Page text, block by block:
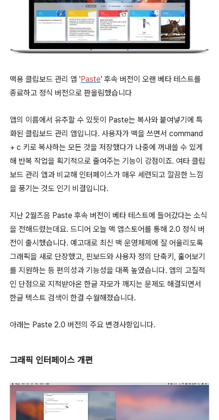
맥용 클립보드 관리 앱 'Paste' 후속 버전이 오랜 베타 테스트를
종료하고 정식 버전으로 판올림했습니다
앱의 이름에서 유추할 수 있듯이 Paste는 복사와 붙여넣기에 특
화된 클립보드 관리 앱입니다. 사용자가 맥을 쓰면서 command
+ c 키로 복사하는 모든 것을 저장했다가 나중에 꺼내쓸 수 있게
해 반복 작업을 획기적으로 줄여주는 기능이 강점이죠. 여타 클립
보드 관리 앱과 비교해 인터페이스가 매우 세련되고 깔끔한 느낌
을 풍기는 것도 인기 비결입니다.
지난 2월즈음 Paste 후속 버전이 베타 테스트에 들어갔다는 소식
을 전해드렸는데요. 드디어 오늘 맥 앱스토어를 통해 2.0 정식 버
전이 출시했습니다. 예고대로 최신 맥 운영체제에 잘 어울리도록
그래픽을 새로 단장했고, 핀보드와 사용자 정의 단축키, 훑어보기
를 지원하는 등 편의성과 기능성을 대폭 높였습니다. 앱의 고질적
인 단점으로 지적받아온 한글 자모가 깨지는 문제도 해결되면서
한글 텍스트 검색이 한결 수월해졌습니다.
아래는 Paste 2.0 버전의 주요 변경사항입니다.
그래픽 인터페이스 개편